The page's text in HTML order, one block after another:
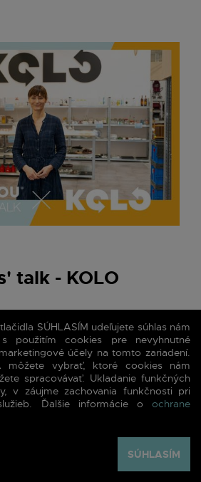
talk - KOLO
miesto, ktoré dokáže dať
na život. Tzv.
deadstock textil, je textil,
dlhodobo na sklade, je
no nemá svojho
sa náš textil na jeden
SÚHLASÍM udeľujete súhlas nám
použitím cookies pre nevyhnutné
účely na tomto zariadení.
môžete vybrať, ktoré cookies nám
spracovávať. Ukladanie funkčných
v záujme zachovania funkčnosti pri
Ďalšie informácie o ochrane
SÚHLASÍM